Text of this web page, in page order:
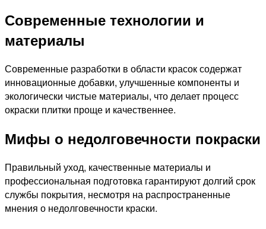
Современные технологии и
материалы
Современные разработки в области красок содержат
инновационные добавки, улучшенные компоненты и
экологически чистые материалы, что делает процесс
окраски плитки проще и качественнее.
Мифы о недолговечности покраски
Правильный уход, качественные материалы и
профессиональная подготовка гарантируют долгий срок
службы покрытия, несмотря на распространенные
мнения о недолговечности краски.